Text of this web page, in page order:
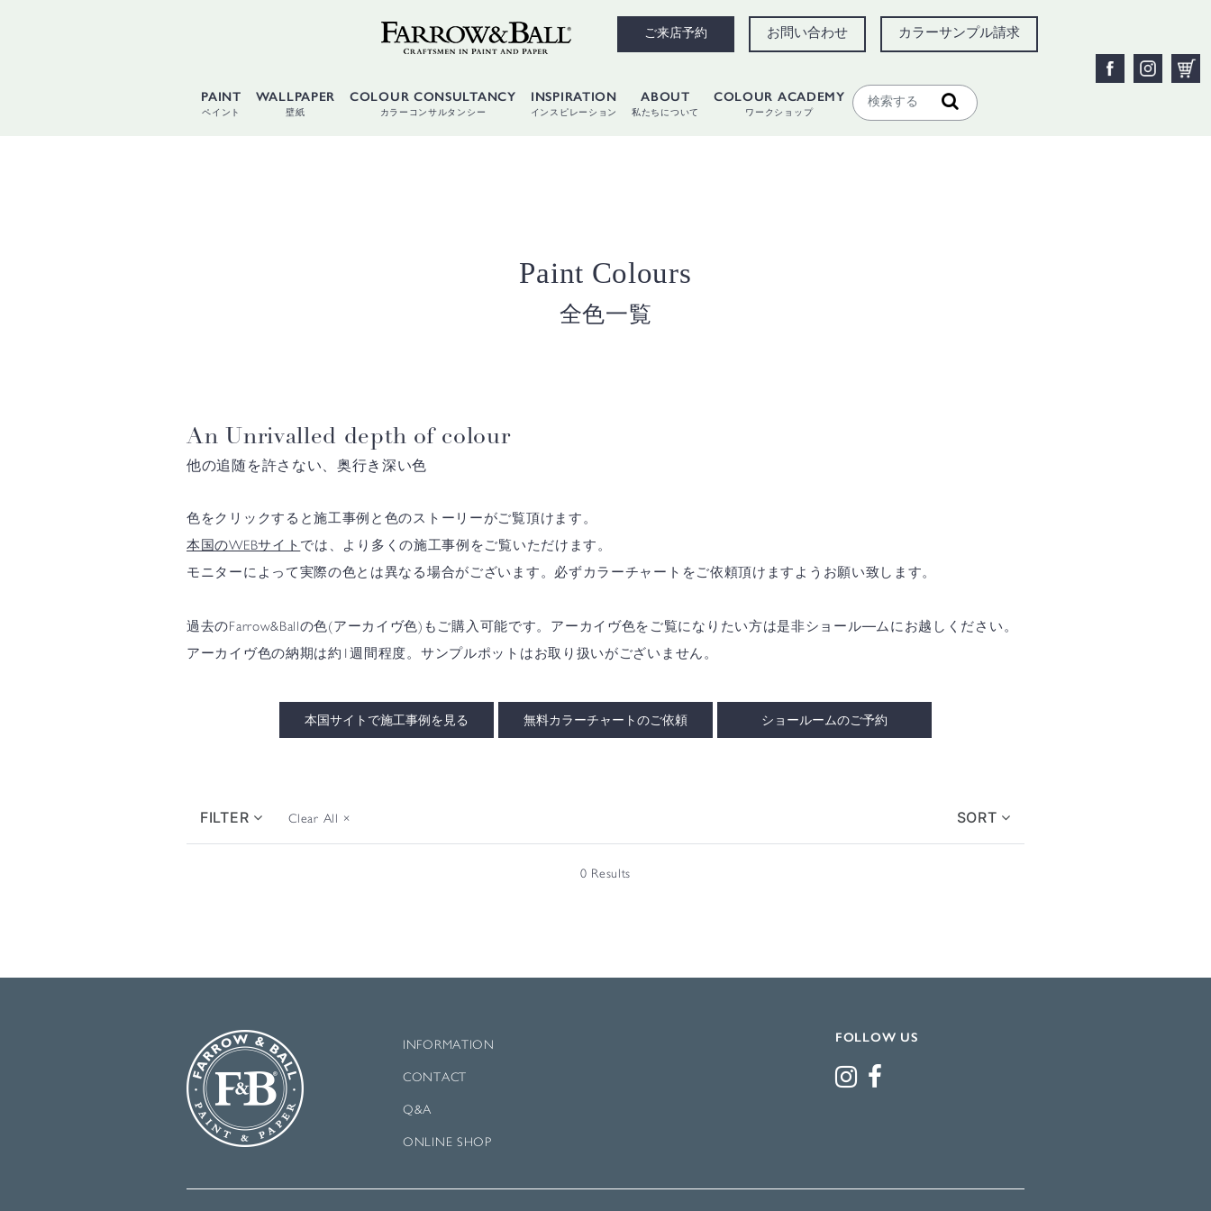
ご来店予約 お問い合わせ カラーサンプル請求
PAINT
ペイント
WALLPAPER
壁紙
COLOUR CONSULTANCY
カラーコンサルタンシー
INSPIRATION
インスピレーション
ABOUT
私たちについて
COLOUR ACADEMY
ワークショップ
Paint Colours
全色一覧
An Unrivalled depth of colour
他の追随を許さない、奥行き深い色
色をクリックすると施工事例と色のストーリーがご覧頂けます。
本国のWEBサイト では、より多くの施工事例をご覧いただけます。
モニターによって実際の色とは異なる場合がございます。必ずカラーチャートをご依頼頂けますようお願い致します。
過去のFarrow&Ballの色(アーカイヴ色)もご購入可能です。アーカイヴ色をご覧になりたい方は是非ショール―ムにお越しください。
アーカイヴ色の納期は約1週間程度。サンプルポットはお取り扱いがございません。
本国サイトで施工事例を見る 無料カラーチャートのご依頼 ショールームのご予約
FILTER Clear All × SORT
0 Results
INFORMATION
CONTACT
Q&A
ONLINE SHOP
FOLLOW US